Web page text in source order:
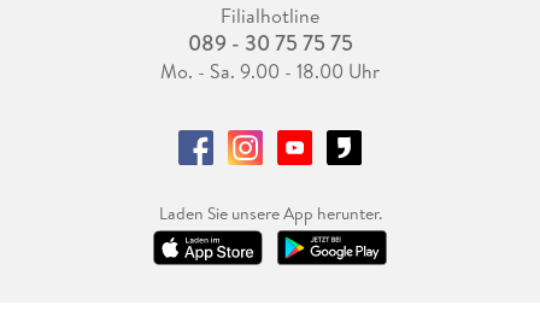
Filialhotline
089 - 30 75 75 75
Mo. - Sa. 9.00 - 18.00 Uhr
Laden Sie unsere App herunter.